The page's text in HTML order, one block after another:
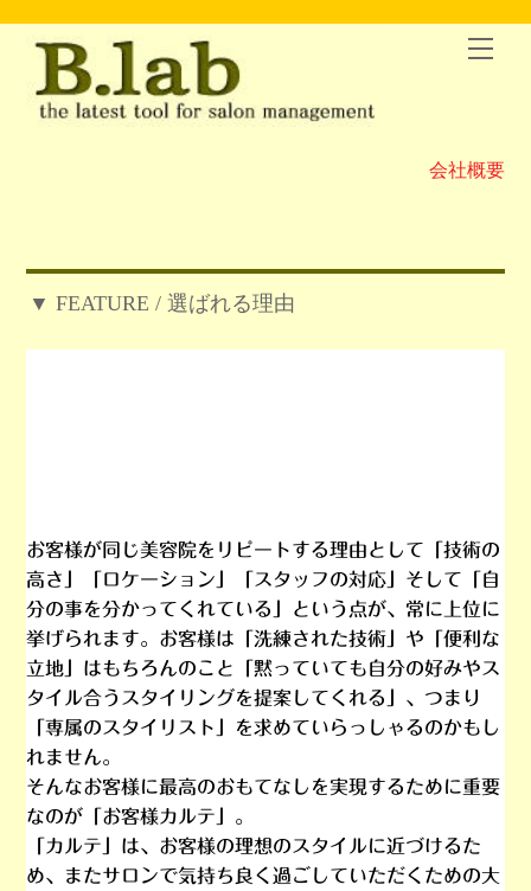
content
会社概要
▼ FEATURE / 選ばれる理由
お客様が同じ美容院を リピートする理由として「技術の
高さ
ロケーション スタッフの対応 」そして「 自
分の事を分かってくれている
」という点が、常に上位に
挙げられます。お客様は「洗練された技術」や「便利な
立地」はもちろんのこと「黙っていても自分の好みやス
タイル合うスタイリングを提案してくれる」、つまり
「専属のスタイリスト
」を求めていらっしゃるのかもし
れません。
そんなお客様に最高のおもてなしを実現するために重要
なのが「 お客様カルテ 」。
カルテ 」は、お客様の理想のスタイルに近づけるた
め、またサロンで気持ち良く過ごしていただくための大